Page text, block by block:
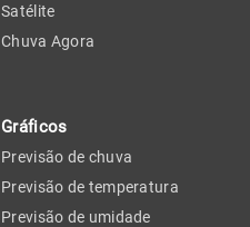
Satélite
Chuva Agora
Gráficos
Previsão de chuva
Previsão de temperatura
Previsão de umidade